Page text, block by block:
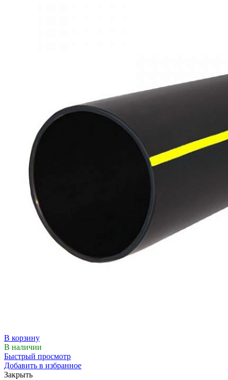
В корзину
В наличии
Быстрый просмотр
Добавить в избранное
Закрыть